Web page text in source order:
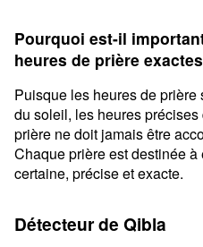
Pourquoi est-il
heures de prière
Puisque les heures de
du soleil, les heures
prière ne doit jamais être
Chaque prière est destinée
certaine, précise et exacte.
Détecteur de Qibla